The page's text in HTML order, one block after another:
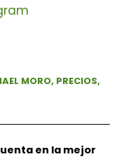
MORO, PRECIOS,
en la mejor